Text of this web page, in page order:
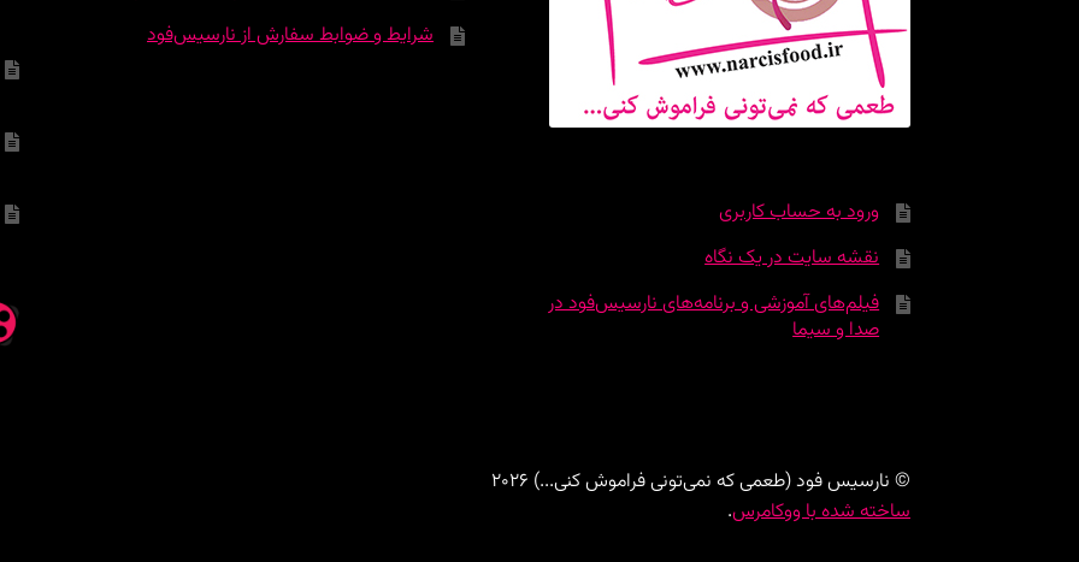
ورود به حساب کاربری
نقشه سایت در یک نگاه
فیلم‌های آموزشی و برنامه‌های نارسیس‌فود در
صدا و سیما
شرایط و ضوابط سفارش از نارسیس‌فود
© نارسیس فود (طعمی که نمی‌تونی فراموش کنی...) 2026
ساخته شده با ووکامرس.